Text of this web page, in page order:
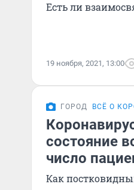
Есть ли
19 ноября, 2021, 13:00
ГОРОД ВСЁ О
состояние
число
Как